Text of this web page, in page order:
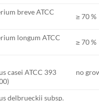
breve ATCC
≥ 70 %
longum ATCC
≥ 70 %
casei ATCC 393
no
delbrueckii subsp.